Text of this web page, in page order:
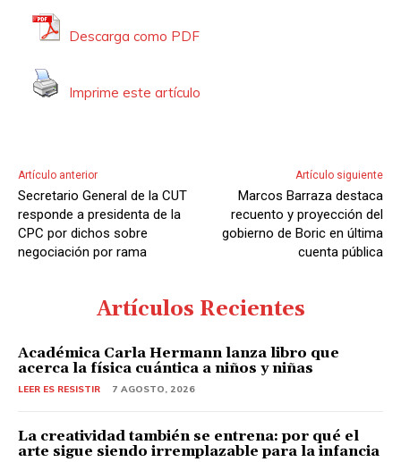
Descarga como PDF
Imprime este artículo
Artículo anterior
Secretario General de la CUT
responde a presidenta de la
CPC por dichos sobre
negociación por rama
Artículo siguiente
Marcos Barraza destaca
recuento y proyección del
gobierno de Boric en última
cuenta pública
Artículos Recientes
Académica Carla Hermann lanza libro que
acerca la física cuántica a niños y niñas
LEER ES RESISTIR 7 AGOSTO, 2026
La creatividad también se entrena: por qué el
arte sigue siendo irremplazable para la infancia